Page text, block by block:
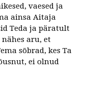
vaesed ja
ainsa Aitaja
Teda ja päratult
aru, et
sõbrad, kes Ta
ei olnud